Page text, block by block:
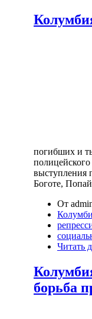
погибших и
выступления
Боготе,
От
Читать
борьба